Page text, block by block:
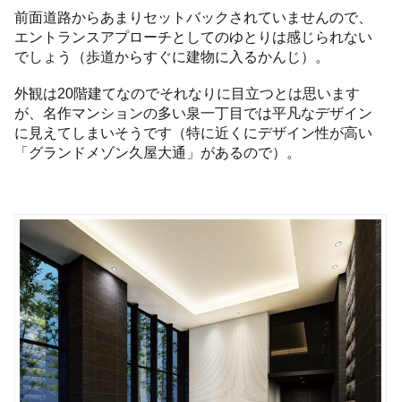
前面道路からあまりセットバックされていませんので、
エントランスアプローチとしてのゆとりは感じられない
でしょう（歩道からすぐに建物に入るかんじ）。
外観は20階建てなのでそれなりに目立つとは思います
が、名作マンションの多い泉一丁目では平凡なデザイン
に見えてしまいそうです（特に近くにデザイン性が高い
「グランドメゾン久屋大通」があるので）。